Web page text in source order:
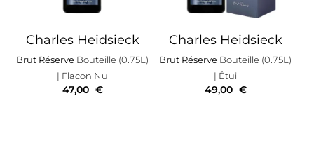
Charles Heidsieck
Brut Réserve Bouteille (0.75L)
| Flacon Nu
47,00 €
Charles Heidsieck
Brut Réserve Bouteille (0.75L)
| Étui
49,00 €